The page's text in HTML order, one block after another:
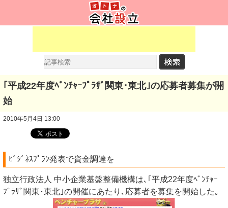
｢平成22年度ﾍﾞﾝﾁｬｰﾌﾟﾗｻﾞ関東･東北｣の応募者募集が開
始
2010年5月4日 13:00
ﾋﾞｼﾞﾈｽﾌﾟﾗﾝ発表で資金調達を
独立行政法人 中小企業基盤整備機構は､｢平成22年度ﾍﾞﾝﾁｬｰ
ﾌﾟﾗｻﾞ関東･東北｣の開催にあたり､応募者を募集を開始した｡